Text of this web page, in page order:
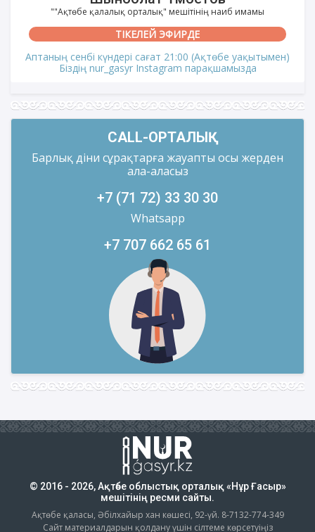
""Ақтөбе қалалық орталық" мешітінің наиб имамы
ТІКЕЛЕЙ ЭФИРДЕ
Аптаның сенбі күндері сағат 21:00 (Ақтөбе уақытымен)
Біздің nur_gasyr Instagram парақшамызда
CALL-ОРТАЛЫҚ
Барлық діни сұрақтарға жауапты осы жерден
ала-аласыз
+7 (71 72) 33 30 30
Whatsapp
+7 707 662 65 61
© 2016 - 2026, Ақтөбе облыстық орталық «Нұр Ғасыр»
мешітінің ресми сайты.
Ақтөбе қаласы, Әбілхайыр хан көшесі, 92-үй. 8-7132-774-349
Сайт материалдарын қолдану үшін сілтеме көрсетуіңіз